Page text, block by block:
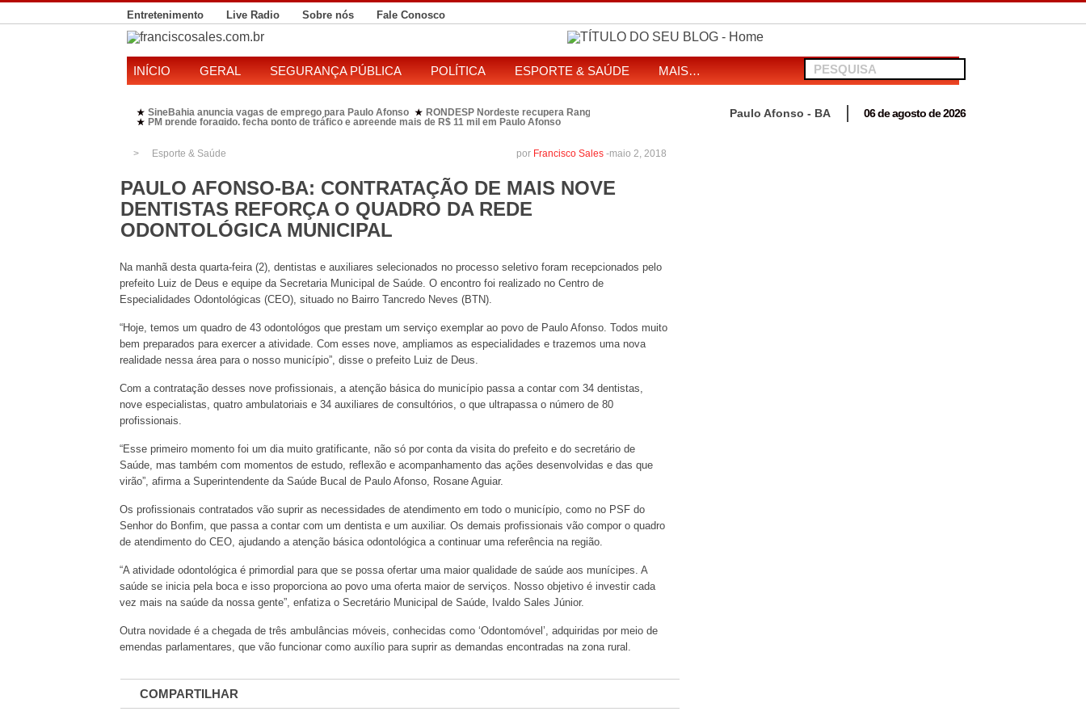
Entretenimento Live Radio Sobre nós Fale Conosco
INÍCIO GERAL SEGURANÇA PÚBLICA POLÍTICA ESPORTE & SAÚDE MAIS…
★ SineBahia anuncia vagas de emprego para Paulo Afonso ★ RONDESP Nordeste recupera Range Rover com restrição por estelionato em Antas
★ PM prende foragido, fecha ponto de tráfico e apreende mais de R$ 11 mil em Paulo Afonso
Paulo Afonso - BA 06 de agosto de 2026
Esporte & Saúde maio 2, 2018
por Francisco Sales -
PAULO AFONSO-BA: CONTRATAÇÃO DE MAIS NOVE
DENTISTAS REFORÇA O QUADRO DA REDE
ODONTOLÓGICA MUNICIPAL
Na manhã desta quarta-feira (2), dentistas e auxiliares selecionados no processo seletivo foram recepcionados pelo
prefeito Luiz de Deus e equipe da Secretaria Municipal de Saúde. O encontro foi realizado no Centro de
Especialidades Odontológicas (CEO), situado no Bairro Tancredo Neves (BTN).
“Hoje, temos um quadro de 43 odontológos que prestam um serviço exemplar ao povo de Paulo Afonso. Todos muito
bem preparados para exercer a atividade. Com esses nove, ampliamos as especialidades e trazemos uma nova
realidade nessa área para o nosso município”, disse o prefeito Luiz de Deus.
Com a contratação desses nove profissionais, a atenção básica do município passa a contar com 34 dentistas,
nove especialistas, quatro ambulatoriais e 34 auxiliares de consultórios, o que ultrapassa o número de 80
profissionais.
“Esse primeiro momento foi um dia muito gratificante, não só por conta da visita do prefeito e do secretário de
Saúde, mas também com momentos de estudo, reflexão e acompanhamento das ações desenvolvidas e das que
virão”, afirma a Superintendente da Saúde Bucal de Paulo Afonso, Rosane Aguiar.
Os profissionais contratados vão suprir as necessidades de atendimento em todo o município, como no PSF do
Senhor do Bonfim, que passa a contar com um dentista e um auxiliar. Os demais profissionais vão compor o quadro
de atendimento do CEO, ajudando a atenção básica odontológica a continuar uma referência na região.
“A atividade odontológica é primordial para que se possa ofertar uma maior qualidade de saúde aos munícipes. A
saúde se inicia pela boca e isso proporciona ao povo uma oferta maior de serviços. Nosso objetivo é investir cada
vez mais na saúde da nossa gente”, enfatiza o Secretário Municipal de Saúde, Ivaldo Sales Júnior.
Outra novidade é a chegada de três ambulâncias móveis, conhecidas como ‘Odontomóvel’, adquiridas por meio de
emendas parlamentares, que vão funcionar como auxílio para suprir as demandas encontradas na zona rural.
COMPARTILHAR